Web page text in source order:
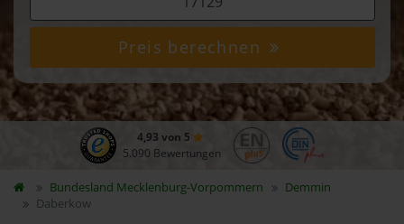
Preis berechnen
4,93 von 5
5.090 Bewertungen
Bundesland Mecklenburg-Vorpommern
Demmin
Daberkow